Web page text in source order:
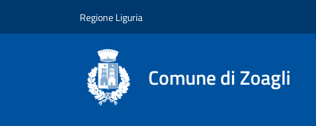
Regione Liguria
Comune di Zoagli